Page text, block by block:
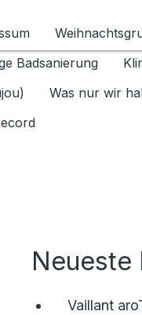
Datenschutz
Badsanierung
Was nur wir
Neueste
Vaillant